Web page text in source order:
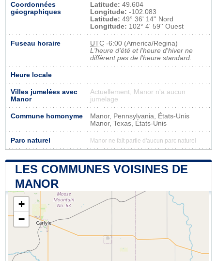
Coordonnées
géographiques
Latitude: 49.604
Longitude: -102.083
Latitude: 49° 36' 14'' Nord
Longitude: 102° 4' 59'' Ouest
Fuseau horaire UTC -6:00 (America/Regina)
L'heure d'été et l'heure d'hiver ne
diffèrent pas de l'heure standard.
Heure locale
Villes jumelées avec
Manor
Actuellement, Manor n'a aucun
jumelage
Commune homonyme
Manor, Pennsylvania, États-Unis
Manor, Texas, États-Unis
Parc naturel Manor ne fait partie d'aucun parc naturel
LES COMMUNES VOISINES DE
MANOR
+
−